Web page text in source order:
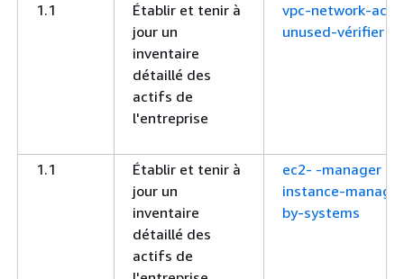
1.1
Établir et tenir à
jour un
inventaire
détaillé des
actifs de
l'entreprise
vpc-network-acl-
unused-vérifier
1.1
Établir et tenir à
jour un
inventaire
détaillé des
actifs de
ec2- -manager
instance-
by-systems